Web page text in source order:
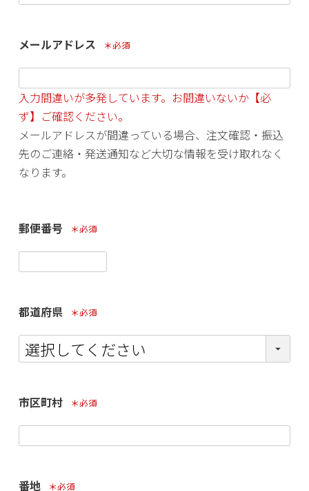
メールアドレス
入力間違いが多発しています。お間違いないか【必
ず】ご確認ください。
メールアドレスが間違っている場合、注文確認・振込
先のご連絡・発送通知など大切な情報を受け取れなく
なります。
郵便番号
都道府県
市区町村
番地